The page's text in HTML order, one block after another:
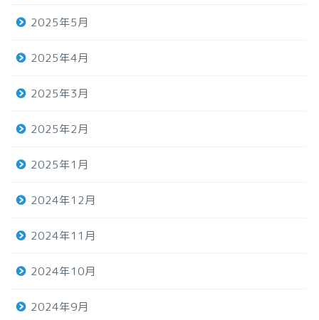
2025年5月
2025年4月
2025年3月
2025年2月
2025年1月
2024年12月
2024年11月
2024年10月
2024年9月